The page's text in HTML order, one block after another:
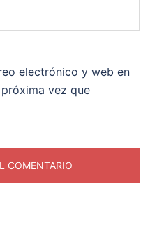
electrónico y web en
vez que